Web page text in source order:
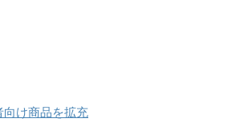
け商品を拡充